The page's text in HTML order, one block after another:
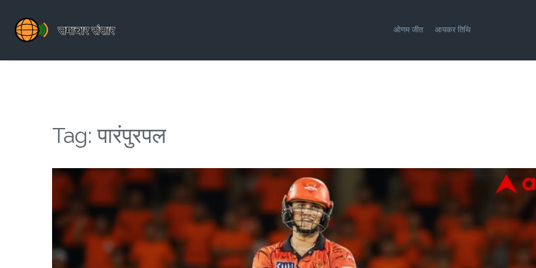
ओणम जीत आयकर तिथि
Tag: पारंपुरपल